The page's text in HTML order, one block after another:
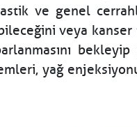
ve genel
veya
yağ